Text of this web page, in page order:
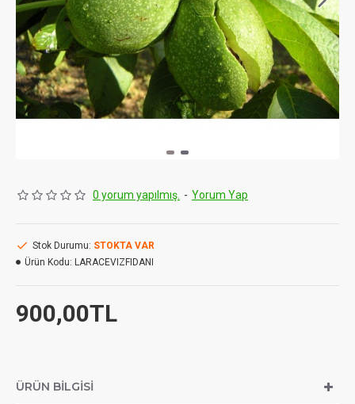
0 yorum yapılmış. - Yorum Yap
900,00TL
Stok Durumu: STOKTA VAR
Ürün Kodu: LARACEVIZFIDANI
ÜRÜN BILGISI